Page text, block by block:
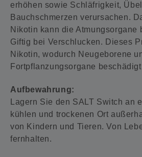
erhöhen sowie Schläfrigkeit,
Bauchschmerzen verursachen.
Nikotin kann die Atmungsorgane
Giftig bei Verschlucken. Dieses
Nikotin, wodurch Neugeborene
Fortpflanzungsorgane
Aufbewahrung:
Lagern Sie den SALT Switch an
kühlen und trockenen Ort
von Kindern und Tieren. Von
fernhalten.